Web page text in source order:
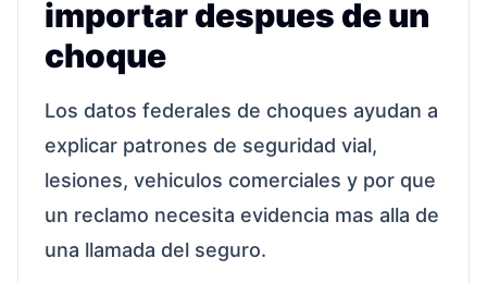
importar despues de un
choque
Los datos federales de choques ayudan a
explicar patrones de seguridad vial,
lesiones, vehiculos comerciales y por que
un reclamo necesita evidencia mas alla de
una llamada del seguro.